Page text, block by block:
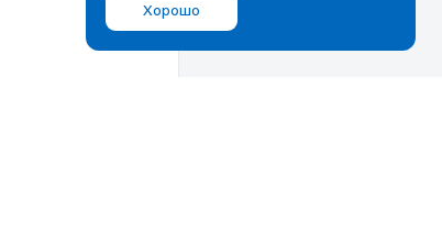
почтовом ящике
Хорошо